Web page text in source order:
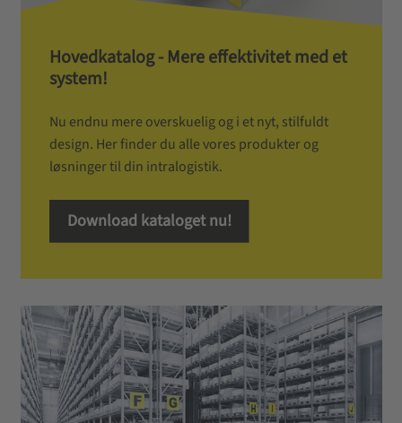
Hovedkatalog - Mere effektivitet med et
system!
Nu endnu mere overskuelig og i et nyt, stilfuldt
design. Her finder du alle vores produkter og
løsninger til din intralogistik.
Download kataloget nu!